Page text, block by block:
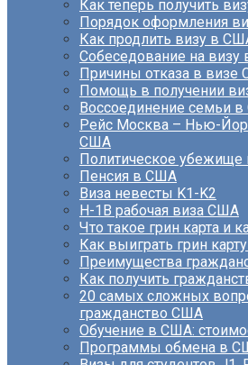
Как теперь получить
Порядок оформления
Как продлить визу в
Собеседование на
Причины отказа в визе
Помощь в получении
Воссоединение семьи
Рейс Москва – Нью-
США
Политическое
Пенсия в США
Виза невесты K1-K2
H-1B рабочая виза США
Что такое грин карта и
Как выиграть грин
Преимущества
Как получить
20 самых сложных
гражданство США
Обучение в США:
Программы обмена в